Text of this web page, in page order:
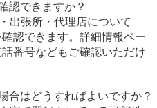
認できますか？
出張所・代理店について
認できます。詳細情報ペー
番号などもご確認いただけ
合はどうすればよいですか？